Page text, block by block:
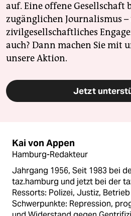
auf. Eine offene Gesellschaft
zugänglichen Journalismus
zivilgesellschaftliches
auch? Dann machen Sie mit
unsere Aktion.
Jetzt
Kai von Appen
Hamburg-Redakteur
Jahrgang 1956, Seit 1983 bei
taz.hamburg und jetzt bei der
Ressorts: Polizei, Justiz,
Schwerpunkte: Repression,